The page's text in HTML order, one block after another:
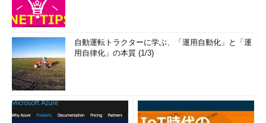
自動運転トラクターに学ぶ、「運用自動化」と「運
用自律化」の本質 (1/3)